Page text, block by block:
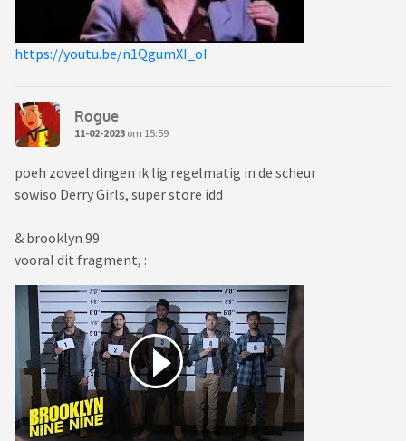
https://youtu.be/n1QgumXI_oI
Rogue
11-02-2023 om 15:59
poeh zoveel dingen ik lig regelmatig in de scheur
sowiso Derry Girls, super store idd
& brooklyn 99
vooral dit fragment, :